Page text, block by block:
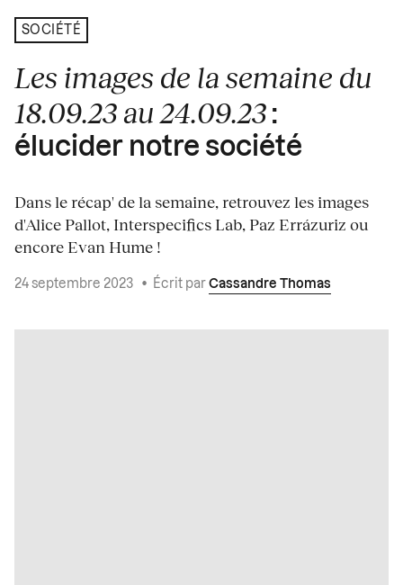
SOCIÉTÉ
Les images de la semaine du
18.09.23 au 24.09.23 :
élucider notre société
Dans le récap' de la semaine, retrouvez les images
d'Alice Pallot, Interspecifics Lab, Paz Errázuriz ou
encore Evan Hume !
24 septembre 2023 • Écrit par Cassandre Thomas